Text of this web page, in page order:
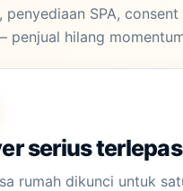
SPA,
hilang
serius terlepas
rumah dikunci untuk